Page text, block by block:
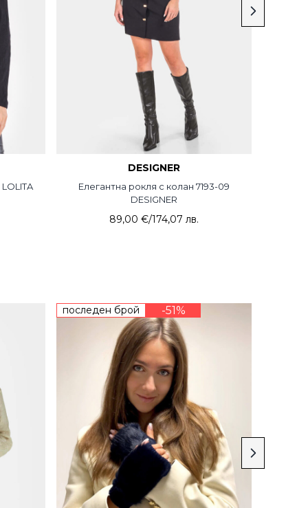
DESIGNER
Елегантна рокля с колан 7193-09
DESIGNER
89,00 €/174,07 лв.
последен брой -51%